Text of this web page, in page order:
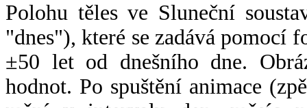
Polohu těles ve Sluneční
"dnes"), které se zadává pomocí
±50 let od dnešního dne.
hodnot. Po spuštění animace